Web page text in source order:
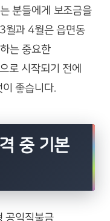
분들에게 보조금을
월과 4월은 읍면동
는 중요한
로 시작되기 전에
좋습니다.
중 기본
공익직불금